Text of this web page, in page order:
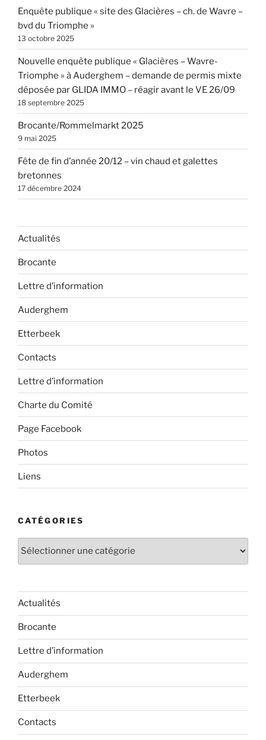
Enquête publique « site des Glacières – ch. de Wavre –
bvd du Triomphe »
13 octobre 2025
Nouvelle enquête publique « Glacières – Wavre-
Triomphe » à Auderghem – demande de permis mixte
déposée par GLIDA IMMO – réagir avant le VE 26/09
18 septembre 2025
Brocante/Rommelmarkt 2025
9 mai 2025
Fête de fin d’année 20/12 – vin chaud et galettes
bretonnes
17 décembre 2024
Actualités
Brocante
Lettre d’information
Auderghem
Etterbeek
Contacts
Lettre d’information
Charte du Comité
Page Facebook
Photos
Liens
CATÉGORIES
Catégories
Actualités
Brocante
Lettre d’information
Auderghem
Etterbeek
Contacts